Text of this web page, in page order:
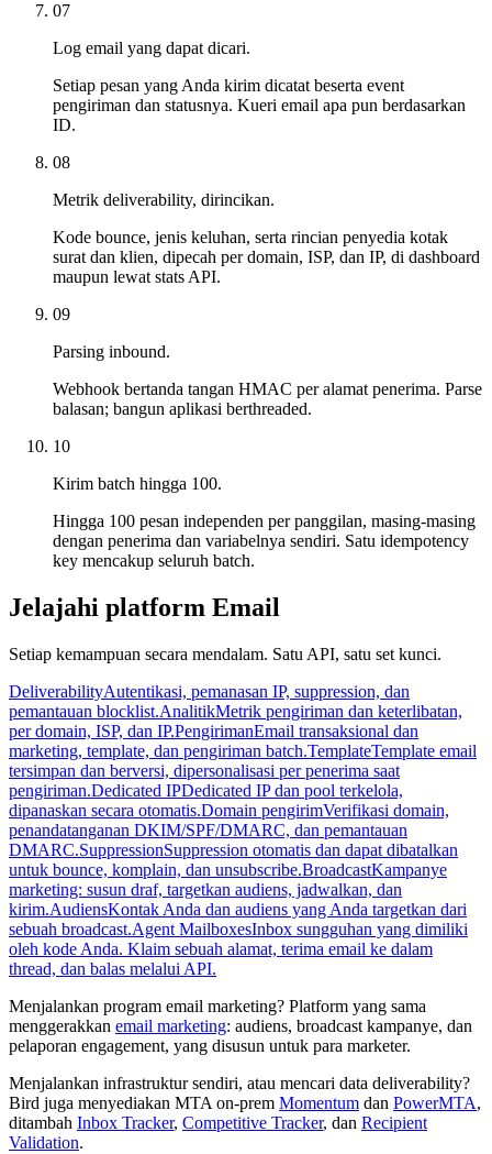
07
Log email yang dapat dicari.
Setiap pesan yang Anda kirim dicatat beserta event
pengiriman dan statusnya. Kueri email apa pun berdasarkan
ID.
08
Metrik deliverability, dirincikan.
Kode bounce, jenis keluhan, serta rincian penyedia kotak
surat dan klien, dipecah per domain, ISP, dan IP, di dashboard
maupun lewat stats API.
09
Parsing inbound.
Webhook bertanda tangan HMAC per alamat penerima. Parse
balasan; bangun aplikasi berthreaded.
10
Kirim batch hingga 100.
Hingga 100 pesan independen per panggilan, masing-masing
dengan penerima dan variabelnya sendiri. Satu idempotency
key mencakup seluruh batch.
Jelajahi platform Email
Setiap kemampuan secara mendalam. Satu API, satu set kunci.
DeliverabilityAutentikasi, pemanasan IP, suppression, dan
pemantauan blocklist.AnalitikMetrik pengiriman dan keterlibatan,
per domain, ISP, dan IP.PengirimanEmail transaksional dan
marketing, template, dan pengiriman batch.TemplateTemplate email
tersimpan dan berversi, dipersonalisasi per penerima saat
pengiriman.Dedicated IPDedicated IP dan pool terkelola,
dipanaskan secara otomatis.Domain pengirimVerifikasi domain,
penandatanganan DKIM/SPF/DMARC, dan pemantauan
DMARC.SuppressionSuppression otomatis dan dapat dibatalkan
untuk bounce, komplain, dan unsubscribe.BroadcastKampanye
marketing: susun draf, targetkan audiens, jadwalkan, dan
kirim.AudiensKontak Anda dan audiens yang Anda targetkan dari
sebuah broadcast.Agent MailboxesInbox sungguhan yang dimiliki
oleh kode Anda. Klaim sebuah alamat, terima email ke dalam
thread, dan balas melalui API.
Menjalankan program email marketing? Platform yang sama
menggerakkan email marketing: audiens, broadcast kampanye, dan
pelaporan engagement, yang disusun untuk para marketer.
Menjalankan infrastruktur sendiri, atau mencari data deliverability?
Bird juga menyediakan MTA on-prem Momentum dan PowerMTA,
ditambah Inbox Tracker, Competitive Tracker, dan Recipient
Validation.